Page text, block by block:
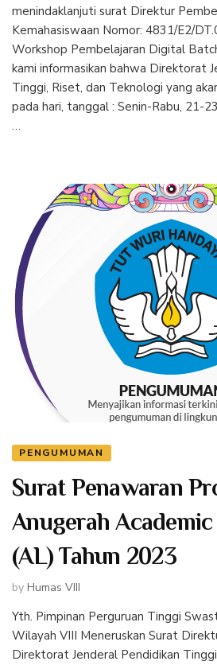
menindaklanjuti surat Direktur
Kemahasiswaan Nomor: 4831/E2/
Workshop Pembelajaran Digital
kami informasikan bahwa Direktorat
Tinggi, Riset, dan Teknologi yang
pada hari, tanggal : Senin-Rabu, 21-
…
PENGUMUMAN
Surat Penawaran
Anugerah
(AL) Tahun 2023
by Humas VIII
Yth. Pimpinan Perguruan Tinggi
Wilayah VIII Meneruskan Surat
Direktorat Jenderal Pendidikan